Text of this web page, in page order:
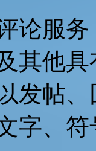
论服
其他
发帖
字、